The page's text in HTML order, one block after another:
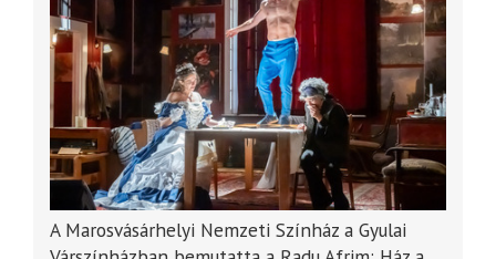
A Marosvásárhelyi Nemzeti Színház a Gyulai